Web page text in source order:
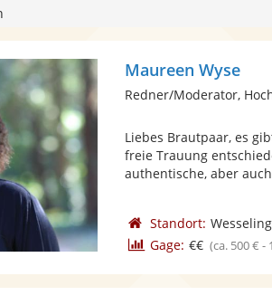
Maureen Wyse
Redner/Moderator,
Liebes Brautpaar, es
freie Trauung
authentische, aber
Standort: Wesseling
Gage: €€ (ca. 500 €